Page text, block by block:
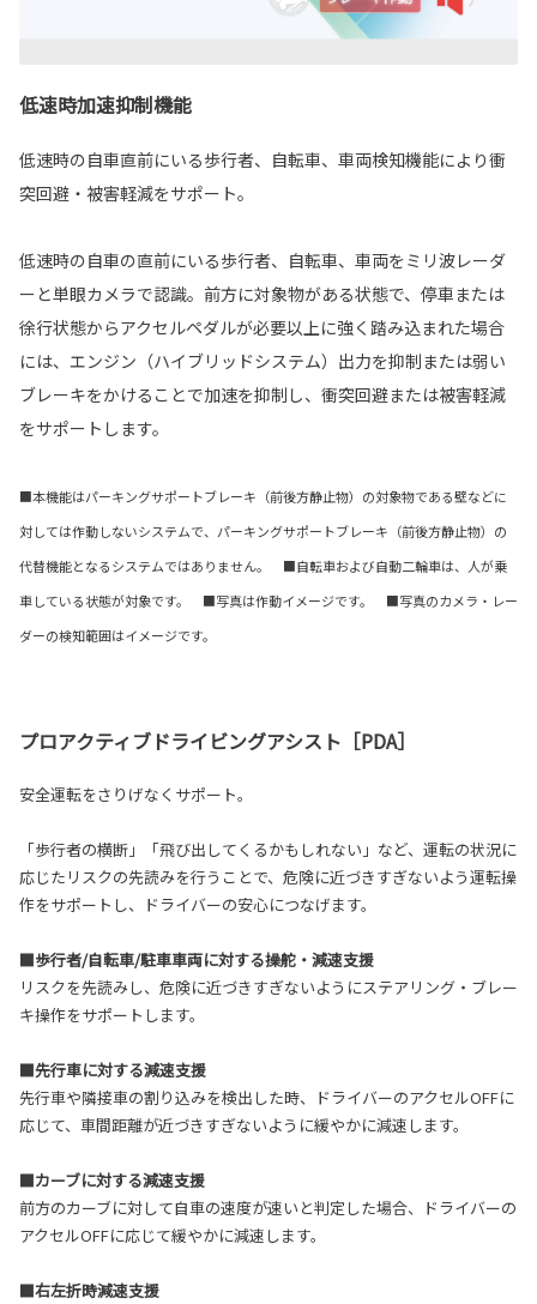
低速時加速抑制機能
低速時の自車直前にいる歩行者、自転車、車両検知機能により衝
突回避・被害軽減をサポート。
低速時の自車の直前にいる歩行者、自転車、車両をミリ波レーダ
ーと単眼カメラで認識。前方に対象物がある状態で、停車または
徐行状態からアクセルペダルが必要以上に強く踏み込まれた場合
には、エンジン（ハイブリッドシステム）出力を抑制または弱い
ブレーキをかけることで加速を抑制し、衝突回避または被害軽減
をサポートします。
■本機能はパーキングサポートブレーキ（前後方静止物）の対象物である壁などに
対しては作動しないシステムで、パーキングサポートブレーキ（前後方静止物）の
代替機能となるシステムではありません。 ■自転車および自動二輪車は、人が乗
車している状態が対象です。 ■写真は作動イメージです。 ■写真のカメラ・レー
ダーの検知範囲はイメージです。
プロアクティブドライビングアシスト［PDA］
安全運転をさりげなくサポート。
「歩行者の横断」「飛び出してくるかもしれない」など、運転の状況に
応じたリスクの先読みを行うことで、危険に近づきすぎないよう運転操
作をサポートし、ドライバーの安心につなげます。
■歩行者/自転車/駐車車両に対する操舵・減速支援
リスクを先読みし、危険に近づきすぎないようにステアリング・ブレー
キ操作をサポートします。
■先行車に対する減速支援
先行車や隣接車の割り込みを検出した時、ドライバーのアクセルOFFに
応じて、車間距離が近づきすぎないように緩やかに減速します。
■カーブに対する減速支援
前方のカーブに対して自車の速度が速いと判定した場合、ドライバーの
アクセルOFFに応じて緩やかに減速します。
■右左折時減速支援